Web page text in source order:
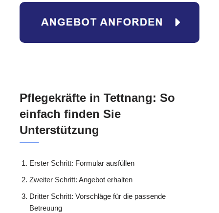
Pflegekräfte in Tettnang: So
einfach finden Sie
Unterstützung
Erster Schritt: Formular ausfüllen
Zweiter Schritt: Angebot erhalten
Dritter Schritt: Vorschläge für die passende
Betreuung